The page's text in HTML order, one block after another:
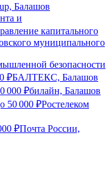
Балашов
и
капитального
муниципального
безопасности
₽БАЛТЕКС, Балашов
000 ₽билайн, Балашов
50 000 ₽Ростелеком
₽Почта России,